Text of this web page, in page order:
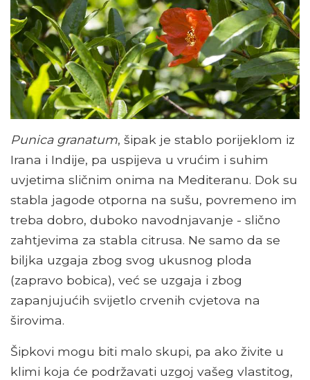
Punica granatum, šipak je stablo porijeklom iz
Irana i Indije, pa uspijeva u vrućim i suhim
uvjetima sličnim onima na Mediteranu. Dok su
stabla jagode otporna na sušu, povremeno im
treba dobro, duboko navodnjavanje - slično
zahtjevima za stabla citrusa. Ne samo da se
biljka uzgaja zbog svog ukusnog ploda
(zapravo bobica), već se uzgaja i zbog
zapanjujućih svijetlo crvenih cvjetova na
širovima.
Šipkovi mogu biti malo skupi, pa ako živite u
klimi koja će podržavati uzgoj vašeg vlastitog,